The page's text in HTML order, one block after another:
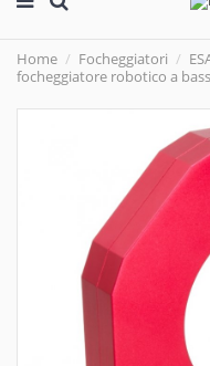
Home Focheggiatori
focheggiatore robotico a